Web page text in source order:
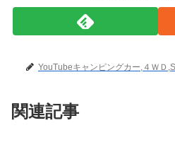
YouTubeキャンピングカー,４ＷＤ
関連記事